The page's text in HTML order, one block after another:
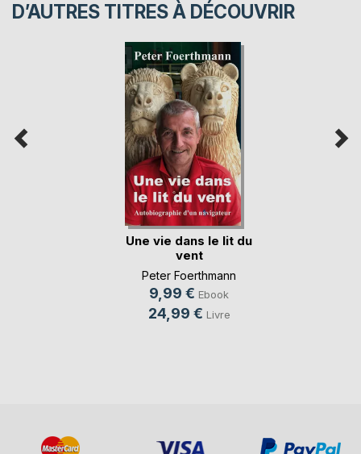
D’AUTRES TITRES À DÉCOUVRIR
Une vie dans le lit du
vent
Peter Foerthmann
9,99 € Ebook
24,99 € Livre